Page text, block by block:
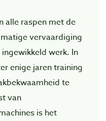
alle raspen met de
vervaardiging
werk. In
enige jaren training
te
van
is het